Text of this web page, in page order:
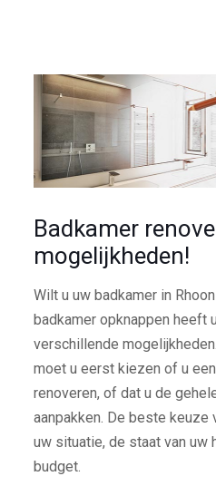
Badkamer
mogelijkheden!
Wilt u uw badkamer in
badkamer opknappen heeft
verschillende
moet u eerst kiezen of u
renoveren, of dat u de
aanpakken. De beste keuze
uw situatie, de staat van uw
budget.